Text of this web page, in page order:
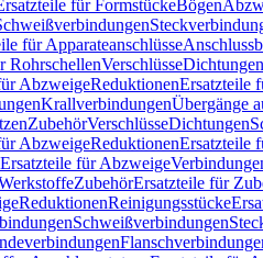
für FormstückeBögen
für Apparateanschlüsse
RohrschellenVerschlüsseDichtungen
AbzweigeReduktionenErsatzteile
KrallverbindungenÜbergänge
ZubehörVerschlüsseDichtungen
AbzweigeReduktionenErsatzteile
Ersatzteile für Abzweige
ZubehörErsatzteile für
ReduktionenReinigungsstücke
Schweißverbindungen